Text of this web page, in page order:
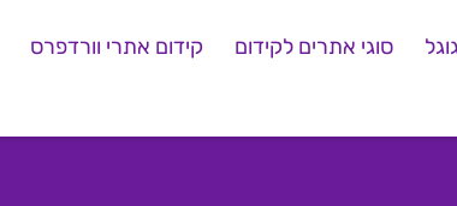
סוגי אתרים לקידום קידום אתרי וורדפרס